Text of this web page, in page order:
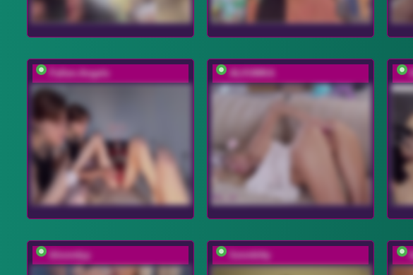
Fallen-Angels ALVUWKA
bloondyy lionnkitty